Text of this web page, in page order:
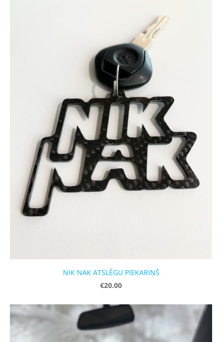
NIK NAK ATSLĒGU PIEKARIŅŠ
€20.00